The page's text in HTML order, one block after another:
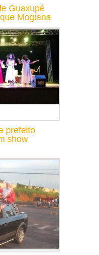
Guaxupé
Mogiana
prefeito
show